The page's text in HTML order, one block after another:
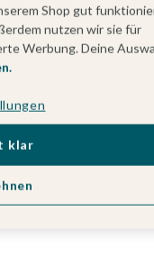
Shop gut
nutzen wir sie für
Werbung. Deine
klar